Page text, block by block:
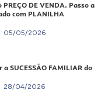
DE VENDA. Passo a
com PLANILHA
05/05/2026
a SUCESSÃO FAMILIAR do
28/04/2026